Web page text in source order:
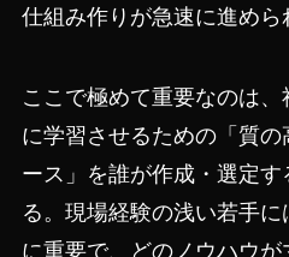
仕組み作りが急速に進めら
ここで極めて重要なのは、
に学習させるための「質
ース」を誰が作成・選定
る。現場経験の浅い若手
に重要で、どのノウハウ